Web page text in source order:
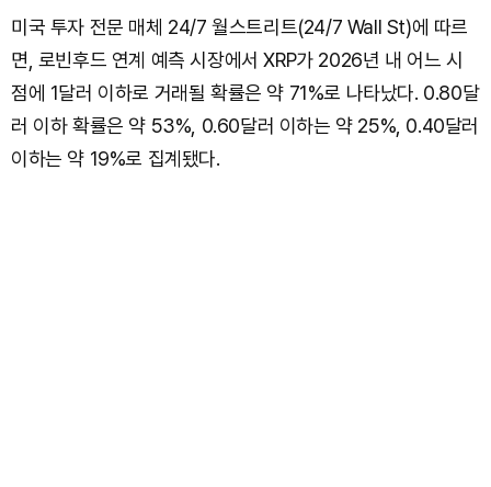
미국 투자 전문 매체 24/7 월스트리트(24/7 Wall St)에 따르
면, 로빈후드 연계 예측 시장에서 XRP가 2026년 내 어느 시
점에 1달러 이하로 거래될 확률은 약 71%로 나타났다. 0.80달
러 이하 확률은 약 53%, 0.60달러 이하는 약 25%, 0.40달러
이하는 약 19%로 집계됐다.